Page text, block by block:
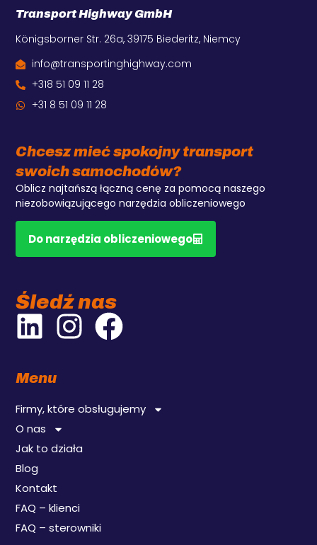
Transport Highway GmbH
Königsborner Str. 26a, 39175 Biederitz, Niemcy
info@transportinghighway.com
+318 51 09 11 28
+31 8 51 09 11 28
Chcesz mieć spokojny transport
swoich samochodów?
Oblicz najtańszą łączną cenę za pomocą naszego
niezobowiązującego narzędzia obliczeniowego
Do narzędzia obliczeniowego
Śledź nas
Menu
Firmy, które obsługujemy
O nas
Jak to działa
Blog
Kontakt
FAQ – klienci
FAQ – sterowniki